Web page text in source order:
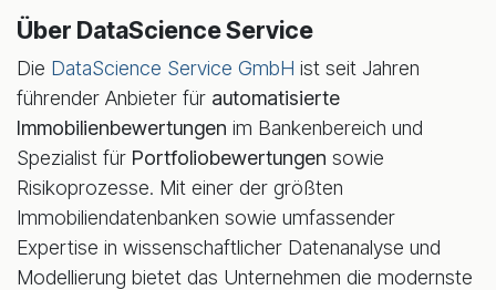
Über DataScience Service
Die DataScience Service GmbH ist seit Jahren
führender Anbieter für automatisierte
Immobilienbewertungen im Bankenbereich und
Spezialist für Portfoliobewertungen sowie
Risikoprozesse. Mit einer der größten
Immobiliendatenbanken sowie umfassender
Expertise in wissenschaftlicher Datenanalyse und
Modellierung bietet das Unternehmen die modernste